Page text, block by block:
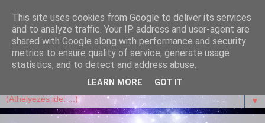
Garffyka
Szösszenetek a konyhámból, az életemből. Mosollyal,
receptekkel, vidámsággal, marcipánnal, csokival.
▼
This site uses cookies from Google to deliver its services
and to analyze traffic. Your IP address and user-agent are
shared with Google along with performance and security
metrics to ensure quality of service, generate usage
statistics, and to detect and address abuse.
LEARN MORE GOT IT